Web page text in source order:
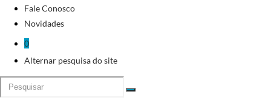
Fale Conosco
Novidades
0
Alternar pesquisa do site